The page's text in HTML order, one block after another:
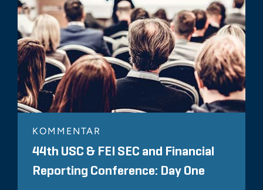
KOMMENTAR
44th USC & FEI SEC and Financial
Reporting Conference: Day One